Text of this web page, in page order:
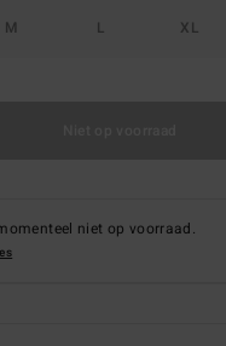
M L XL
niet op voorraad.